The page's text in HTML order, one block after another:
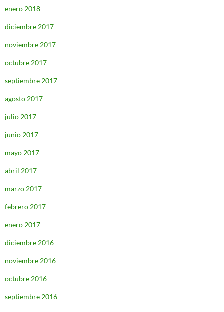
enero 2018
diciembre 2017
noviembre 2017
octubre 2017
septiembre 2017
agosto 2017
julio 2017
junio 2017
mayo 2017
abril 2017
marzo 2017
febrero 2017
enero 2017
diciembre 2016
noviembre 2016
octubre 2016
septiembre 2016